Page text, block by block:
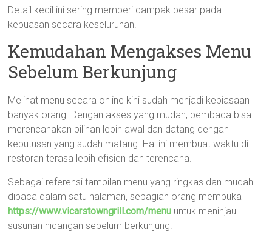
Detail kecil ini sering memberi dampak besar pada
kepuasan secara keseluruhan.
Kemudahan Mengakses Menu
Sebelum Berkunjung
Melihat menu secara online kini sudah menjadi kebiasaan
banyak orang. Dengan akses yang mudah, pembaca bisa
merencanakan pilihan lebih awal dan datang dengan
keputusan yang sudah matang. Hal ini membuat waktu di
restoran terasa lebih efisien dan terencana.
Sebagai referensi tampilan menu yang ringkas dan mudah
dibaca dalam satu halaman, sebagian orang membuka
https://www.vicarstowngrill.com/menu untuk meninjau
susunan hidangan sebelum berkunjung.